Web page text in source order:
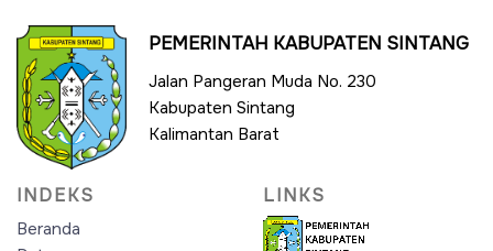
PEMERINTAH KABUPATEN SINTANG
Jalan Pangeran Muda No. 230
Kabupaten Sintang
Kalimantan Barat
INDEKS
Beranda
LINKS